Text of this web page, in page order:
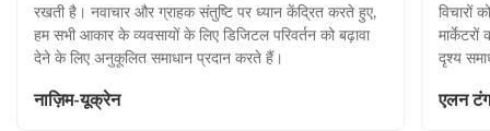
रखती है। नवाचार और ग्राहक संतुष्टि पर ध्यान केंद्रित करते हुए,
हम सभी आकार के व्यवसायों के लिए डिजिटल परिवर्तन को बढ़ावा
देने के लिए अनुकूलित समाधान प्रदान करते हैं।
नाज़िम-यूक्रेन
विचारों
दृश्य
एलन